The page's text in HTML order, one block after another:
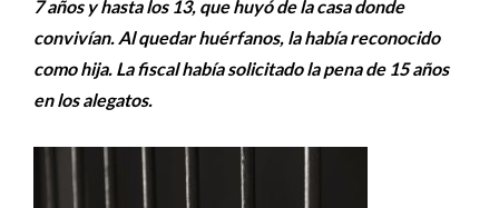
7 años y hasta los 13, que huyó de la casa donde
convivían. Al quedar huérfanos, la había reconocido
como hija. La fiscal había solicitado la pena de 15 años
en los alegatos.